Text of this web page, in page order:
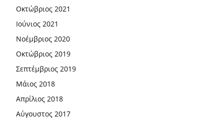
Οκτώβριος 2021
Ιούνιος 2021
Νοέμβριος 2020
Οκτώβριος 2019
Σεπτέμβριος 2019
Μάιος 2018
Απρίλιος 2018
Αύγουστος 2017